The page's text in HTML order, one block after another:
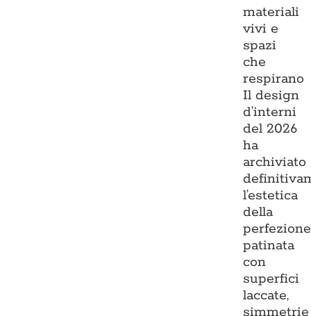
materiali
vivi e
spazi
che
respirano
Il design
d’interni
del 2026
ha
archiviato
l’estetica
della
perfezione
patinata
con
superfici
laccate,
simmetrie